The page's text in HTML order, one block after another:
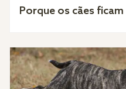
Porque os cães